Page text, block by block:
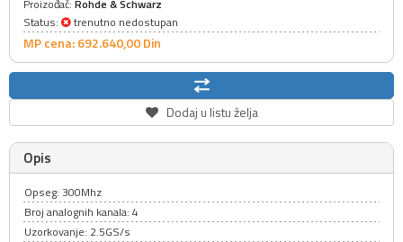
Proizođač: Rohde & Schwarz
Status:
trenutno nedostupan
MP cena: 692.640,00Din
Dodaj u listu želja
Opis
Opseg: 300Mhz
Broj analognih kanala: 4
Uzorkovanje: 2.5GS/s